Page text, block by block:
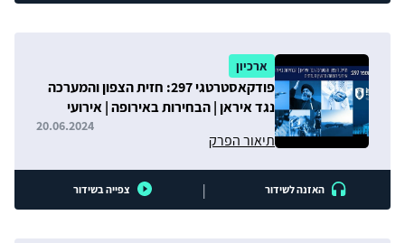
ארכיון
פודקאסטרטגי 297: חזית הצפון והמערכה
נגד איראן | הבחירות באירופה | אירועי
תיאור הפרק
20.06.2024
האזנה לשידור | צפייה בשידור